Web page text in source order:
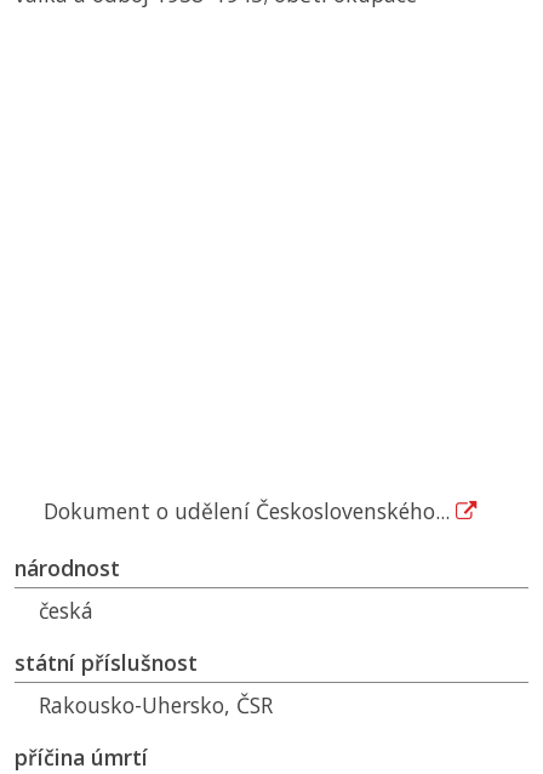
Dokument o udělení Československého...
národnost
česká
státní příslušnost
Rakousko-Uhersko, ČSR
příčina úmrtí